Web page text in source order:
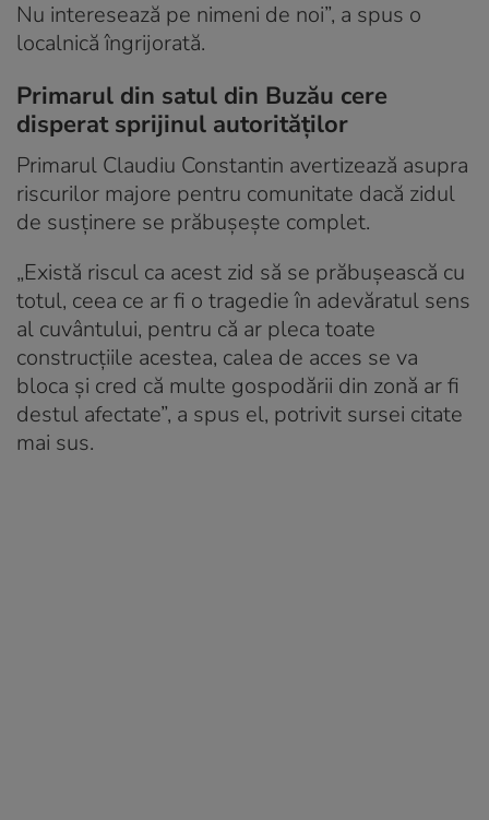
Nu interesează pe nimeni de noi”, a spus o
localnică îngrijorată.
Primarul din satul din Buzău cere
disperat sprijinul autorităților
Primarul Claudiu Constantin avertizează asupra
riscurilor majore pentru comunitate dacă zidul
de susținere se prăbușește complet.
„Există riscul ca acest zid să se prăbușească cu
totul, ceea ce ar fi o tragedie în adevăratul sens
al cuvântului, pentru că ar pleca toate
construcțiile acestea, calea de acces se va
bloca și cred că multe gospodării din zonă ar fi
destul afectate”, a spus el, potrivit sursei citate
mai sus.